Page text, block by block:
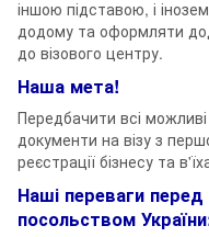
іншою підставою, і
додому та оформляти
до візового центру.
Наша мета!
Передбачити всі
документи на візу з
реєстрації бізнесу та
Наші переваги
посольством